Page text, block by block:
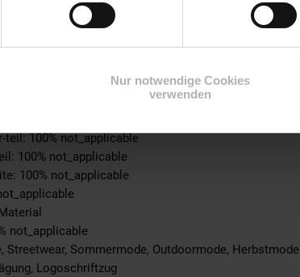
Nur notwendige Cookies
verwenden
100% not_applicable
not_applicable
not_applicable
100% not_applicable
100% not_applicable
100% not_applicable
100% not_applicable
not_applicable
Streetwear, Sommermode, Outdoormode, Herbstmode
Logoschriftzug